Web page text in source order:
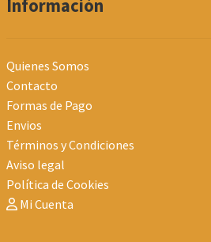
Información
Quienes Somos
Contacto
Formas de Pago
Envios
Términos y Condiciones
Aviso legal
Política de Cookies
Mi Cuenta